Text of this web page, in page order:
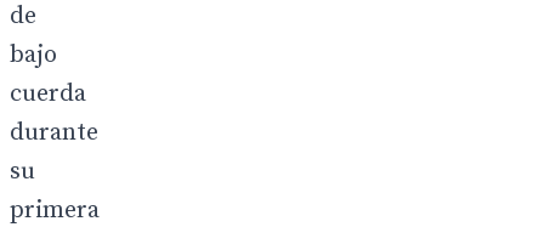
de
bajo
cuerda
durante
su
primera